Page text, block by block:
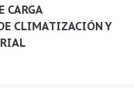
CARGA
CLIMATIZACIÓN Y